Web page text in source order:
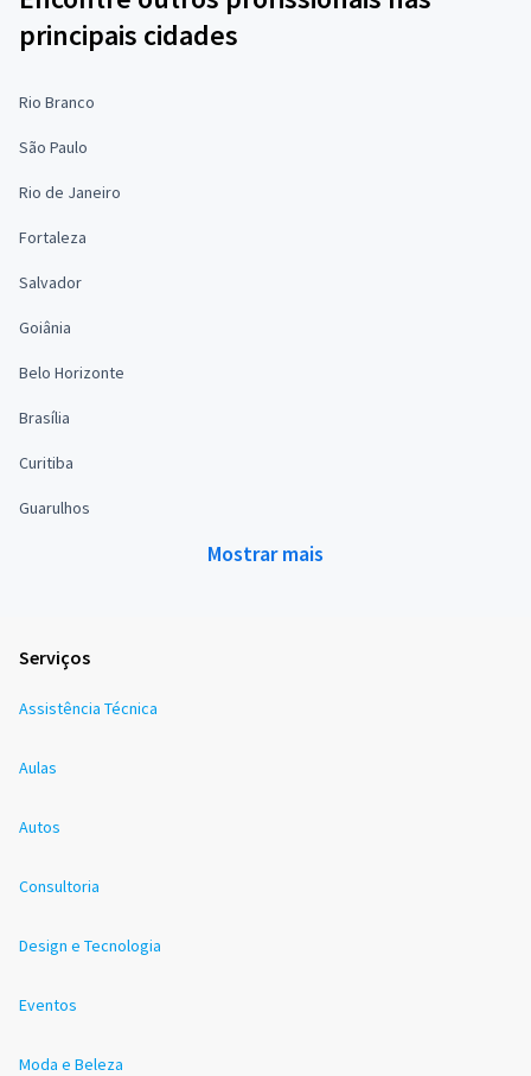
principais cidades
Rio Branco
São Paulo
Rio de Janeiro
Fortaleza
Salvador
Goiânia
Belo Horizonte
Brasília
Curitiba
Guarulhos
Mostrar mais
Serviços
Assistência Técnica
Aulas
Autos
Consultoria
Design e Tecnologia
Eventos
Moda e Beleza